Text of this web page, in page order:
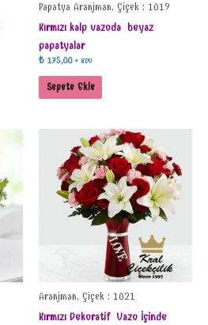
Papatya Aranjman, Çiçek : 1019
Kırmızı kalp vazoda beyaz
papatyalar
₺ 175,00 + KDV
Sepete Ekle
Aranjman, Çiçek : 1021
Kırmızı Dekoratif Vazo İçinde